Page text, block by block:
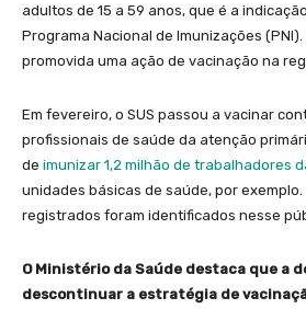
adultos de 15 a 59 anos, que é a
Programa Nacional de Imunizações
promovida uma ação de vacinação na
Em fevereiro, o SUS passou a vacinar
profissionais de saúde da atenção
de imunizar 1,2 milhão de trabalhadores
unidades básicas de saúde, por exemplo.
registrados foram identificados nesse
O Ministério da Saúde destaca que a
descontinuar a estratégia de